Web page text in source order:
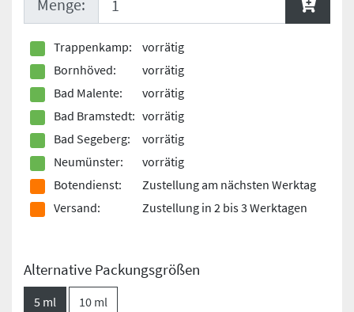
Menge:
Trappenkamp:
vorrätig
Bornhöved:
vorrätig
Bad Malente:
vorrätig
Bad Bramstedt: vorrätig
Bad Segeberg:
vorrätig
Neumünster:
vorrätig
Botendienst:
Zustellung am nächsten Werktag
Versand:
Zustellung in 2 bis 3 Werktagen
Alternative Packungsgrößen
5 ml 10 ml